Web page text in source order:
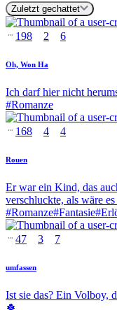
Zuletzt gechattet
198 2 6
Oh, Won Ha
Ich darf hier nicht
#Romanze
168 4 4
Rouen
Er war ein Kind, das
verschluckte, als wäre
#Romanze#Fantasie#
47 3 7
umfassen
Ist sie das? Ein Volboy,
🍀